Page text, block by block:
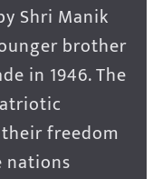
Shri Manik
brother
in 1946. The
freedom
nations